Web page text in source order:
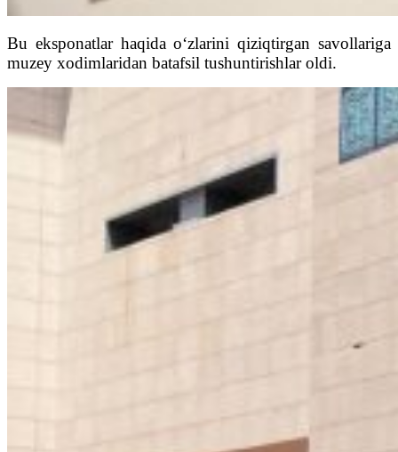
Bu eksponatlar haqida o‘zlarini qiziqtirgan savollariga
muzey xodimlaridan batafsil tushuntirishlar oldi.